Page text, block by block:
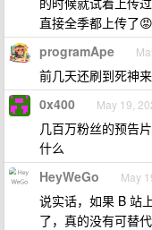
直接全季都上传了😡
programApe
前几天还刷到死神
0x400 May 19,
几百万粉丝的预告
什么
HeyWeGo May
说实话，如果 B 站
了，真的没有可替代